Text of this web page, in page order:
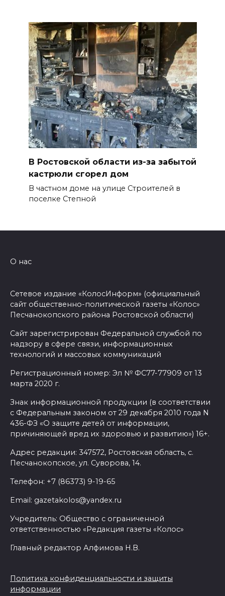
В Ростовской области из-за забытой
кастрюли сгорел дом
В частном доме на улице Строителей в
поселке Степной
О нас
Сетевое издание «КолосИнформ» (официальный
сайт общественно-политической газеты «Колос»
Песчанокопского района Ростовской области)
Сайт зарегистрирован Федеральной службой по
надзору в сфере связи, информационных
технологий и массовых коммуникаций
Регистрационный номер: Эл № ФС77-77909 от 13
марта 2020 г.
Знак информационной продукции (в соответствии
с Федеральным законом от 29 декабря 2010 года N
436-ФЗ «О защите детей от информации,
причиняющей вред их здоровью и развитию») 16+.
Адрес редакции: 347572, Ростовская область, с.
Песчанокопское, ул. Суворова, 14.
Телефон: +7 (86373) 9-19-65
Email: gazetakolos@yandex.ru
Учредитель: Общество с ограниченной
ответственностью «Редакция газеты «Колос»
Главный редактор Алфимова Н.В.
Политика конфиденциальности и защиты
информации